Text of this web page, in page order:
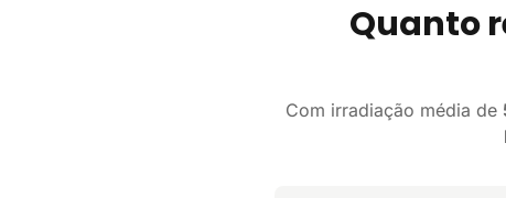
Quanto
Com irradiação média de